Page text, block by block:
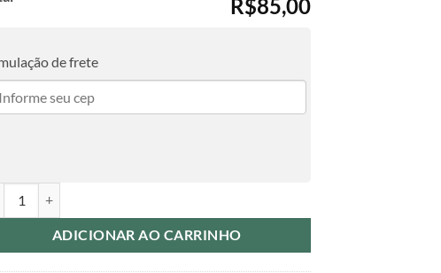
R$85,00
de frete
ADICIONAR AO CARRINHO